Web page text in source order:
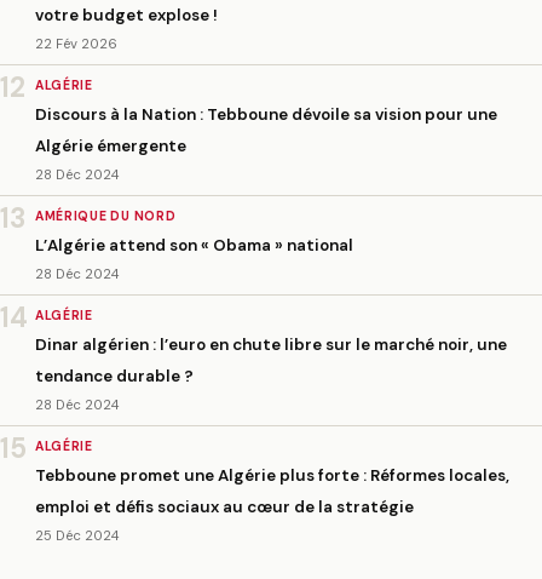
votre budget explose !
22 Fév 2026
12 ALGÉRIE
Discours à la Nation : Tebboune dévoile sa vision pour une
Algérie émergente
28 Déc 2024
13 AMÉRIQUE DU NORD
L’Algérie attend son « Obama » national
28 Déc 2024
14 ALGÉRIE
Dinar algérien : l’euro en chute libre sur le marché noir, une
tendance durable ?
28 Déc 2024
15 ALGÉRIE
Tebboune promet une Algérie plus forte : Réformes locales,
emploi et défis sociaux au cœur de la stratégie
25 Déc 2024